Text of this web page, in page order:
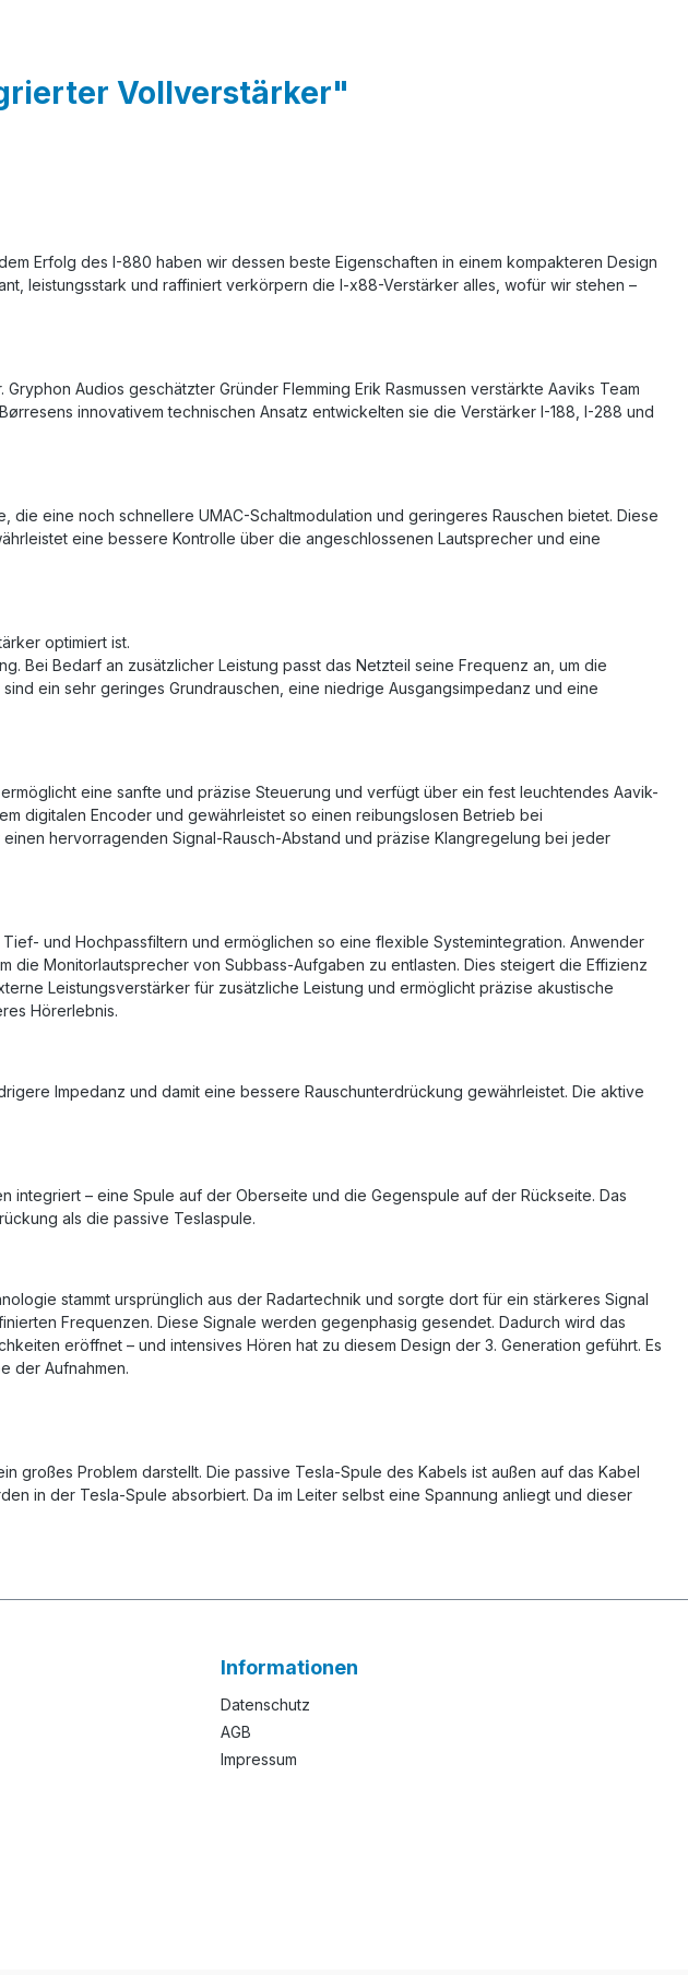
Vollverstärker"
Erfolg des I-880 haben wir dessen beste Eigenschaften in einem kompakteren Design
leistungsstark und raffiniert verkörpern die I-x88-Verstärker alles, wofür wir stehen –
Audios geschätzter Gründer Flemming Erik Rasmussen verstärkte Aaviks Team
innovativem technischen Ansatz entwickelten sie die Verstärker I-188, I-288 und
eine noch schnellere UMAC-Schaltmodulation und geringeres Rauschen bietet. Diese
eine bessere Kontrolle über die angeschlossenen Lautsprecher und eine
optimiert ist.
Bei Bedarf an zusätzlicher Leistung passt das Netzteil seine Frequenz an, um die
ein sehr geringes Grundrauschen, eine niedrige Ausgangsimpedanz und eine
eine sanfte und präzise Steuerung und verfügt über ein fest leuchtendes Aavik-
digitalen Encoder und gewährleistet so einen reibungslosen Betrieb bei
hervorragenden Signal-Rausch-Abstand und präzise Klangregelung bei jeder
und Hochpassfiltern und ermöglichen so eine flexible Systemintegration. Anwender
Monitorlautsprecher von Subbass-Aufgaben zu entlasten. Dies steigert die Effizienz
Leistungsverstärker für zusätzliche Leistung und ermöglicht präzise akustische
Hörerlebnis.
Impedanz und damit eine bessere Rauschunterdrückung gewährleistet. Die aktive
– eine Spule auf der Oberseite und die Gegenspule auf der Rückseite. Das
als die passive Teslaspule.
stammt ursprünglich aus der Radartechnik und sorgte dort für ein stärkeres Signal
Frequenzen. Diese Signale werden gegenphasig gesendet. Dadurch wird das
eröffnet – und intensives Hören hat zu diesem Design der 3. Generation geführt. Es
der Aufnahmen.
großes Problem darstellt. Die passive Tesla-Spule des Kabels ist außen auf das Kabel
in der Tesla-Spule absorbiert. Da im Leiter selbst eine Spannung anliegt und dieser
Informationen
Datenschutz
AGB
Impressum